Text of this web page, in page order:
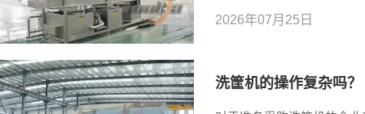
关注带自动堆叠功能的托
洗系统不仅能够完成高质
2026年07月25日
洗筐机的操作复杂吗？